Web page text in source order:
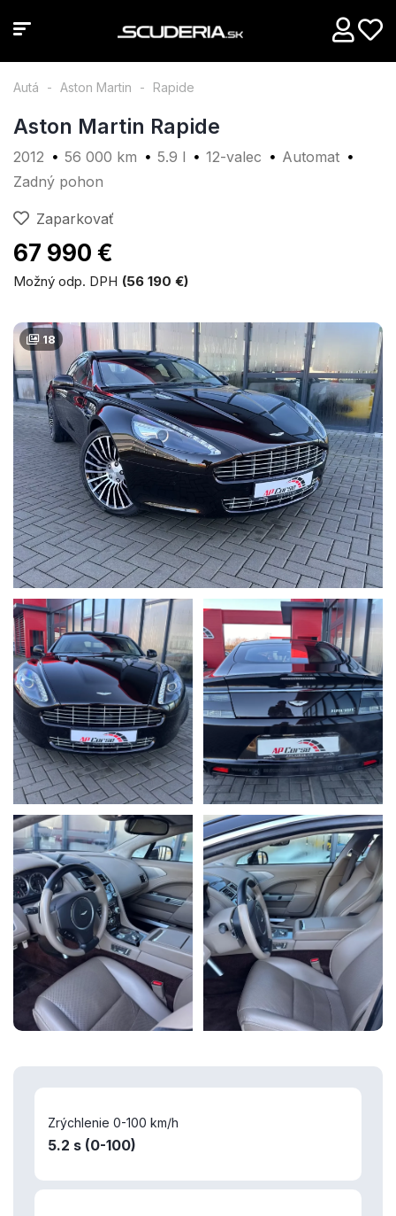
Autá Aston Martin Rapide
Aston Martin Rapide
2012 56 000 km 5.9 l 12-valec
Automat
Zadný pohon
Zaparkovať
67 990 €
Možný odp. DPH (56 190 €)
18
Zrýchlenie 0-100 km/h
5.2 s (0-100)